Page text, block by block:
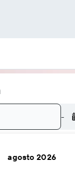
-
agosto 2026